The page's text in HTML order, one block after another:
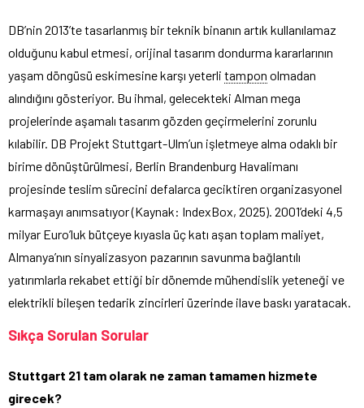
DB’nin 2013’te tasarlanmış bir teknik binanın artık kullanılamaz
olduğunu kabul etmesi, orijinal tasarım dondurma kararlarının
yaşam döngüsü eskimesine karşı yeterli tampon olmadan
alındığını gösteriyor. Bu ihmal, gelecekteki Alman mega
projelerinde aşamalı tasarım gözden geçirmelerini zorunlu
kılabilir. DB Projekt Stuttgart-Ulm’un işletmeye alma odaklı bir
birime dönüştürülmesi, Berlin Brandenburg Havalimanı
projesinde teslim sürecini defalarca geciktiren organizasyonel
karmaşayı anımsatıyor (Kaynak: IndexBox, 2025). 2001’deki 4,5
milyar Euro’luk bütçeye kıyasla üç katı aşan toplam maliyet,
Almanya’nın sinyalizasyon pazarının savunma bağlantılı
yatırımlarla rekabet ettiği bir dönemde mühendislik yeteneği ve
elektrikli bileşen tedarik zincirleri üzerinde ilave baskı yaratacak.
Sıkça Sorulan Sorular
Stuttgart 21 tam olarak ne zaman tamamen hizmete
girecek?